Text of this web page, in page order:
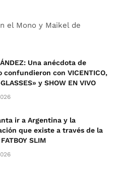
el Mono y Maikel de
Una anécdota de
confundieron con VICENTICO,
y SHOW EN VIVO
ir a Argentina y la
que existe a través de la
SLIM